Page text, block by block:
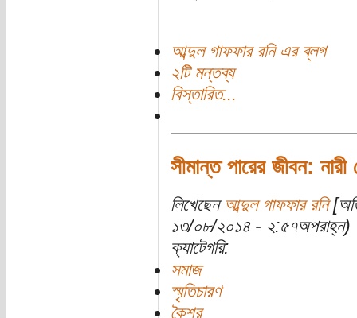
আব্দুল গাফফার রনি এর ব্লগ
২টি মন্তব্য
বিস্তারিত...
সীমান্ত পারের জীবন: নারী
লিখেছেন আব্দুল গাফফার রনি
১৩/০৮/২০১৪ - ২:৫৭অপরাহ্ন)
ক্যাটেগরি:
সমাজ
স্মৃতিচারণ
কৈশর